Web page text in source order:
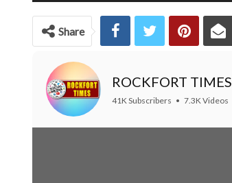
Share
ROCKFORT TIMES
41K Subscribers • 7.3K Videos